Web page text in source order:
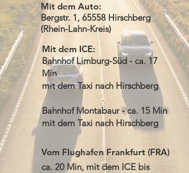
Mit dem Auto:
Bergstr. 1, 65558 Hirschberg
(Rhein-Lahn-Kreis)
Mit dem ICE:
Bahnhof Limburg-Süd - ca. 17
Min
mit dem Taxi nach Hirschberg
Bahnhof Montabaur - ca. 15 Min
mit dem Taxi nach Hirschberg
Vom Flughafen Frankfurt (FRA)
ca. 20 Min, mit dem ICE bis